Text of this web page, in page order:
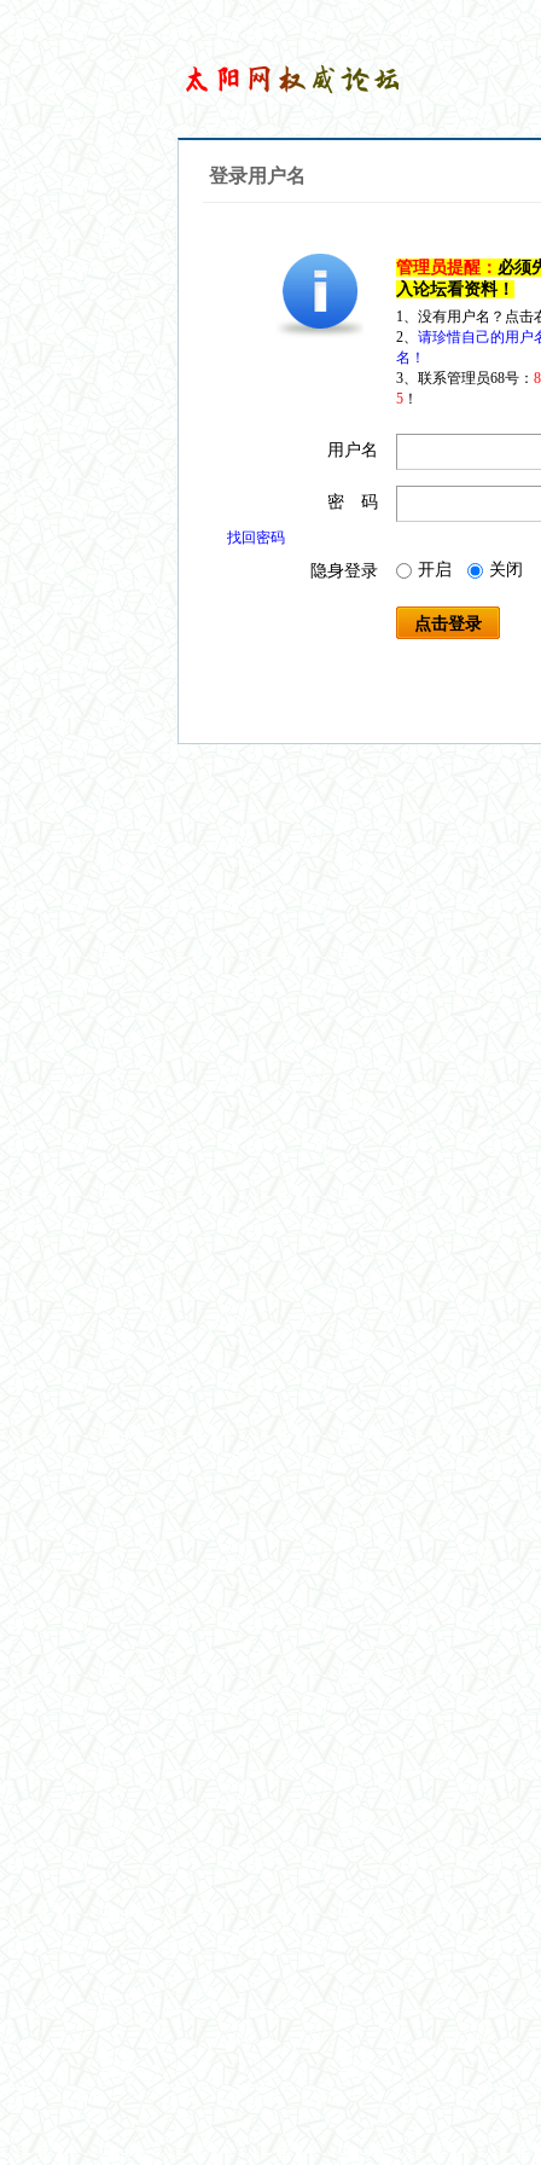
登录用户名
管理员提醒： 必须
入论坛看资料！
1、没有用户名？点
2、 请珍惜自己的用户
名！
3、联系管理员68号：
5 ！
用户名
密 码
找回密码
隐身登录 开启 关闭
点击登录